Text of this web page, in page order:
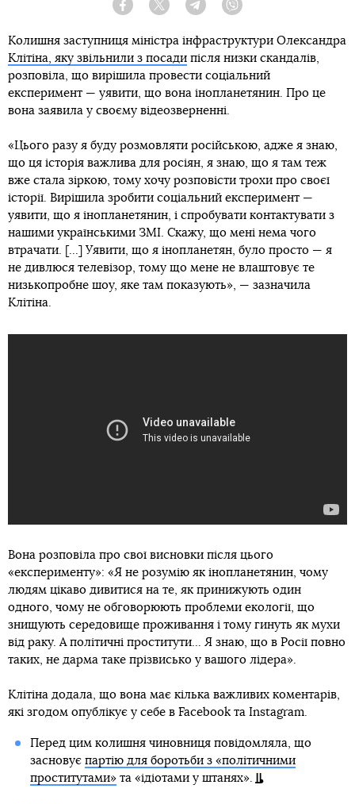
Facebook Twitter Telegram
Колишня заступниця міністра інфраструктури Олександра
Клітіна, яку звільнили з посади після низки скандалів,
розповіла, що вирішила провести соціальний
експеримент — уявити, що вона інопланетянин. Про це
вона заявила у своєму відеозверненні.
«Цього разу я буду розмовляти російською, адже я знаю,
що ця історія важлива для росіян, я знаю, що я там теж
вже стала зіркою, тому хочу розповісти трохи про своєї
історії. Вирішила зробити соціальний експеримент —
уявити, що я інопланетянин, і спробувати контактувати з
нашими українськими ЗМІ. Скажу, що мені нема чого
втрачати. [...] Уявити, що я інопланетян, було просто — я
не дивлюся телевізор, тому що мене не влаштовує те
низькопробне шоу, яке там показують», — зазначила
Клітіна.
Вона розповіла про свої висновки після цього
«експерименту»: «Я не розумію як інопланетянин, чому
людям цікаво дивитися на те, як принижують один
одного, чому не обговорюють проблеми екології, що
знищують середовище проживання і тому гинуть як мухи
від раку. А політичні проститути... Я знаю, що в Росії повно
таких, не дарма таке прізвисько у вашого лідера».
Клітіна додала, що вона має кілька важливих коментарів,
які згодом опублікує у себе в Facebook та Instagram.
Перед цим колишня чиновниця повідомляла, що
засновує партію для боротьби з «політичними
проститутами»та «ідіотами у штанях».